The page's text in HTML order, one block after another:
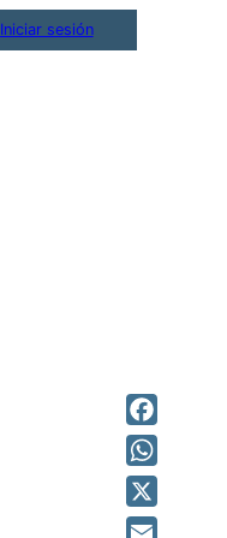
Iniciar sesión
Facebook
X